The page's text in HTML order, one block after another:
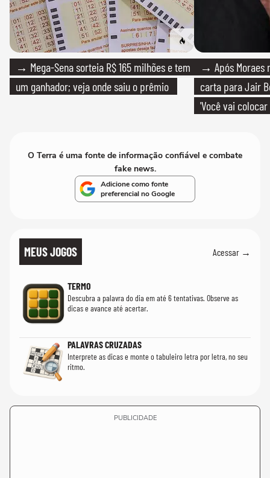
→ Mega-Sena sorteia R$ 165 milhões e tem
um ganhador; veja onde saiu o prêmio
→ Após Moraes
carta para Jair
'Você vai
O Terra é uma fonte de informação confiável e combate
fake news.
Adicione como fonte
preferencial no Google
MEUS JOGOS Acessar →
TERMO
Descubra a palavra do dia em até 6 tentativas. Observe as
dicas e avance até acertar.
PALAVRAS CRUZADAS
Interprete as dicas e monte o tabuleiro letra por letra, no seu
ritmo.
PUBLICIDADE